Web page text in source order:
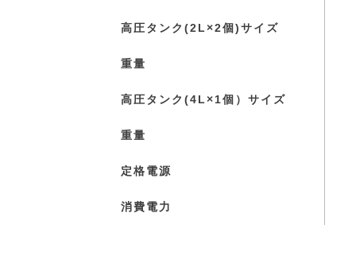
高圧タンク(2L×2個)サイズ
重量
高圧タンク(4L×1個）サイズ
重量
定格電源
消費電力